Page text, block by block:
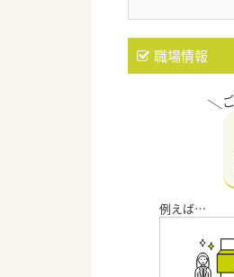
職場情報